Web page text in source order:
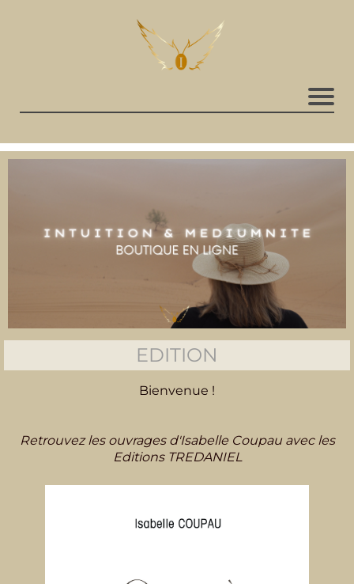
EDITION
Bienvenue !
Retrouvez les ouvrages d'Isabelle Coupau avec les
Editions TREDANIEL